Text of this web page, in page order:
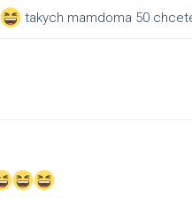
takych mamdoma 50